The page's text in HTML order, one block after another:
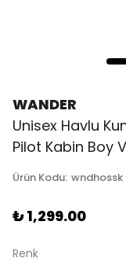
WANDER
Unisex Havlu
Pilot Kabin Boy
Ürün Kodu: wndhossk
₺ 1,299.00
Renk